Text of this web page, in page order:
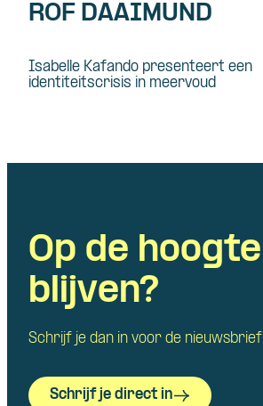
ROF DAAIMUND
Isabelle Kafando presenteert een
identiteitscrisis in meervoud
Op de hoogte
blijven?
Schrijf je dan in voor de nieuwsbrief
Schrijf je direct in